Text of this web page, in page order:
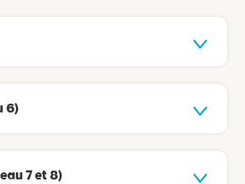
6)
7 et 8)